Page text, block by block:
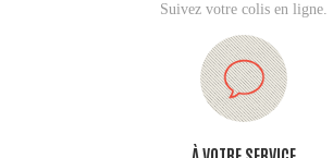
Suivez votre colis en ligne.